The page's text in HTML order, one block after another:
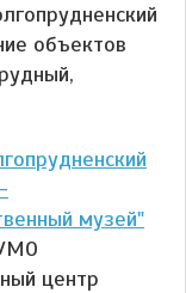
объектов
музей"
центр